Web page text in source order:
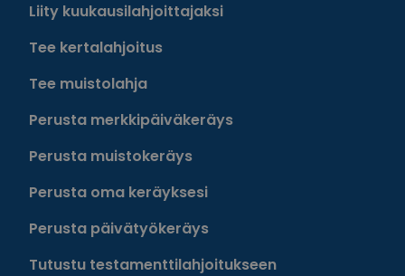
Liity kuukausilahjoittajaksi
Tee kertalahjoitus
Tee muistolahja
Perusta merkkipäiväkeräys
Perusta muistokeräys
Perusta oma keräyksesi
Perusta päivätyökeräys
Tutustu testamenttilahjoitukseen